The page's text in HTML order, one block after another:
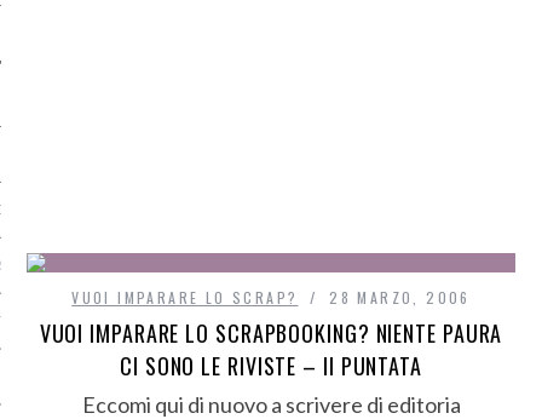
VUOI IMPARARE LO SCRAP? 28 MARZO, 2006
VUOI IMPARARE LO SCRAPBOOKING? NIENTE PAURA
CI SONO LE RIVISTE – II PUNTATA
Eccomi qui di nuovo a scrivere di editoria